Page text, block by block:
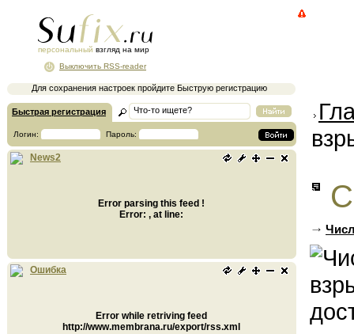
персональный взгляд на мир
Для сохранения настроек пройдите Быструю регистрацию
Выключить RSS-reader
Быстрая регистрация
Логин: Пароль:
News2
Error parsing this feed !
Error: , at line:
Ошибка
Error while retriving feed
http://www.membrana.ru/export/rss.xml